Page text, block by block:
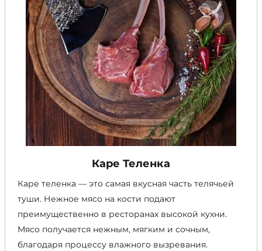
Каре Теленка
Каре теленка — это самая вкусная часть телячьей
туши. Нежное мясо на кости подают
преимущественно в ресторанах высокой кухни.
Мясо получается нежным, мягким и сочным,
благодаря процессу влажного вызревания.